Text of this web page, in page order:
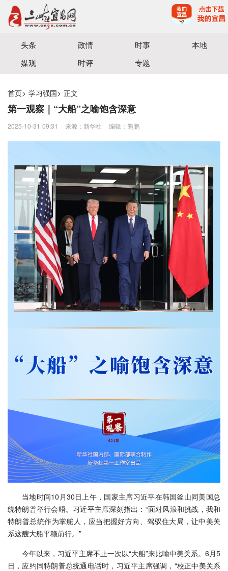
宜昌三峡融媒体中心主办
头条 政情 时事
本地
媒观
时评 专题
首页> 学习强国> 正文
第一观察｜“大船”之喻饱含深意
2025-10-31 09:31 来源：新华社 编辑：熊鹏
当地时间10月30日上午，国家主席习近平在韩国釜山同美国总
统特朗普举行会晤。习近平主席深刻指出：“面对风浪和挑战，我和
特朗普总统作为掌舵人，应当把握好方向、驾驭住大局，让中美关
系这艘大船平稳前行。”
今年以来，习近平主席不止一次以“大船”来比喻中美关系。6月5
日，应约同特朗普总统通电话时，习近平主席强调，“校正中美关系